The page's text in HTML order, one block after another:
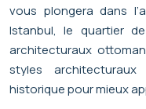
vous plongera dans
Istanbul, le quartier
architecturaux
styles
historique pour mieux